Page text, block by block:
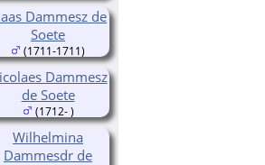
Dammesz de
Soete
(1711-1711)
Dammesz
de Soete
(1712- )
Wilhelmina
Dammesdr de